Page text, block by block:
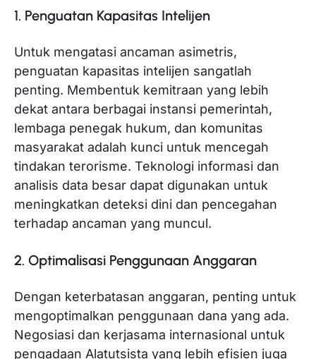
1. Penguatan Kapasitas Intelijen
Untuk mengatasi ancaman asimetris,
penguatan kapasitas intelijen sangatlah
penting. Membentuk kemitraan yang lebih
dekat antara berbagai instansi pemerintah,
lembaga penegak hukum, dan komunitas
masyarakat adalah kunci untuk mencegah
tindakan terorisme. Teknologi informasi dan
analisis data besar dapat digunakan untuk
meningkatkan deteksi dini dan pencegahan
terhadap ancaman yang muncul.
2. Optimalisasi Penggunaan Anggaran
Dengan keterbatasan anggaran, penting untuk
mengoptimalkan penggunaan dana yang ada.
Negosiasi dan kerjasama internasional untuk
pengadaan Alatutsista yang lebih efisien juga